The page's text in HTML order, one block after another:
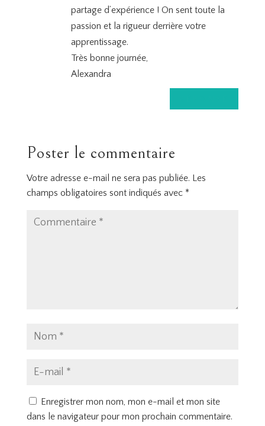
partage d’expérience ! On sent toute la
passion et la rigueur derrière votre
apprentissage.
Très bonne journée,
Alexandra
Poster le commentaire
Votre adresse e-mail ne sera pas publiée. Les
champs obligatoires sont indiqués avec *
Enregistrer mon nom, mon e-mail et mon site
dans le navigateur pour mon prochain commentaire.